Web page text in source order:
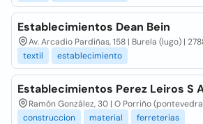
Establecimientos Dean Bein
Av. Arcadio Pardiñas, 158 | Burela (lugo) |
textil
establecimiento
Establecimientos Perez Leiros S
Ramón González, 30 | O Porriño
construccion
material ferreterias